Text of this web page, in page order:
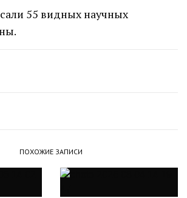
55 видных научных
ПОХОЖИЕ ЗАПИСИ